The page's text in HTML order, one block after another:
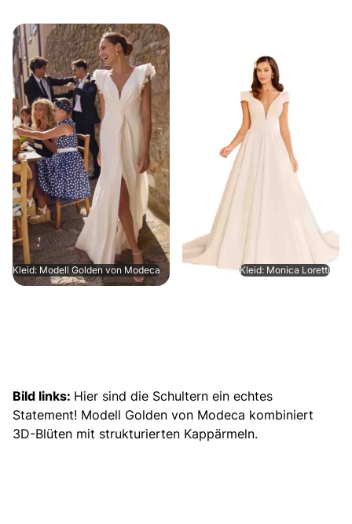
Kleid: Modell Golden von Modeca Kleid: Monica Loretti
Bild links: Hier sind die Schultern ein echtes
Statement! Modell Golden von Modeca kombiniert
3D-Blüten mit strukturierten Kappärmeln.